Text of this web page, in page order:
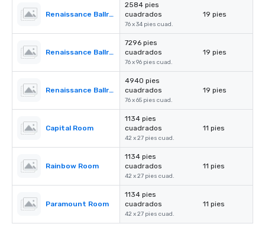
Renaissance Ballroom - Section lll
2584 pies
cuadrados
76 x 34 pies cuad.
19 pies
Renaissance Ballroom - Section I & II
7296 pies
cuadrados
76 x 96 pies cuad.
19 pies
Renaissance Ballroom - Section II & III
4940 pies
cuadrados
76 x 65 pies cuad.
19 pies
Capital Room
1134 pies
cuadrados
42 x 27 pies cuad.
11 pies
Rainbow Room
1134 pies
cuadrados
42 x 27 pies cuad.
11 pies
Paramount Room
1134 pies
cuadrados
42 x 27 pies cuad.
11 pies